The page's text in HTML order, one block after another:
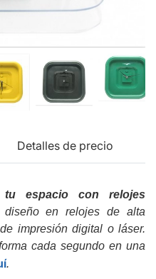
Detalles de precio
espacio con relojes
en relojes de alta
impresión digital o láser.
cada segundo en una
.